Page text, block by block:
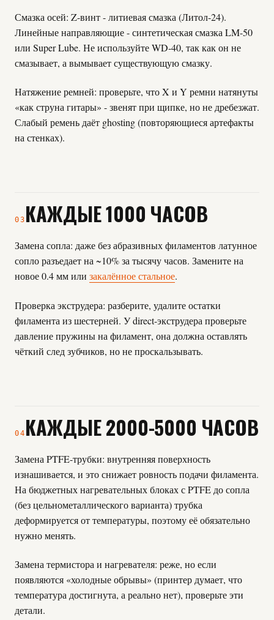
Смазка осей: Z-винт - литиевая смазка (Литол-24).
Линейные направляющие - синтетическая смазка LM-50
или Super Lube. Не используйте WD-40, так как он не
смазывает, а вымывает существующую смазку.
Натяжение ремней: проверьте, что X и Y ремни натянуты
«как струна гитары» - звенят при щипке, но не дребезжат.
Слабый ремень даёт ghosting (повторяющиеся артефакты
на стенках).
03 КАЖДЫЕ 1000 ЧАСОВ
Замена сопла: даже без абразивных филаментов латунное
сопло разъедает на ~10% за тысячу часов. Замените на
новое 0.4 мм или закалённое стальное.
Проверка экструдера: разберите, удалите остатки
филамента из шестерней. У direct-экструдера проверьте
давление пружины на филамент, она должна оставлять
чёткий след зубчиков, но не проскальзывать.
04 КАЖДЫЕ 2000-5000 ЧАСОВ
Замена PTFE-трубки: внутренняя поверхность
изнашивается, и это снижает ровность подачи филамента.
На бюджетных нагревательных блоках с PTFE до сопла
(без цельнометаллического варианта) трубка
деформируется от температуры, поэтому её обязательно
нужно менять.
Замена термистора и нагревателя: реже, но если
появляются «холодные обрывы» (принтер думает, что
температура достигнута, а реально нет), проверьте эти
детали.